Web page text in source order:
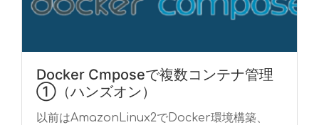
Docker Cmposeで複数コンテナ管理
①（ハンズオン）
以前はAmazonLinux2でDocker環境構築、